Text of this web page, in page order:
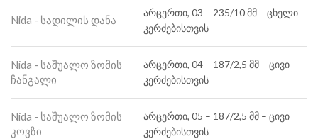
Nida - სადილის დანა
არცერთი, 03 – 235/10 მმ – ცხელი
კერძებისთვის
Nida - საშუალო ზომის
ჩანგალი
არცერთი, 04 – 187/2,5 მმ – ცივი
კერძებისთვის
Nida - საშუალო ზომის
კოვზი
არცერთი, 05 – 187/2,5 მმ – ცივი
კერძებისთვის